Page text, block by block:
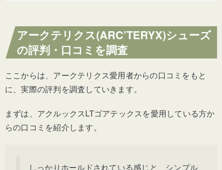
アークテリクス(ARC’TERYX)シューズ
の評判・口コミを調査
ここからは、アークテリクス愛用者からの口コミをもと
に、実際の評判を調査していきます。
まずは、アクルックスLTゴアテックスを愛用している方か
らの口コミを紹介します。
しっかりホールドされている感じと、シンプル